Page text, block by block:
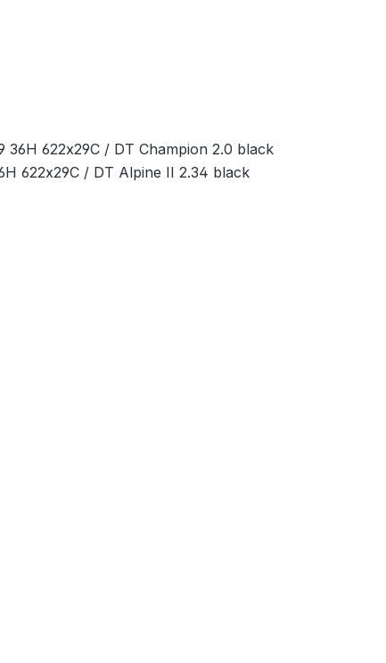
36H 622x29C / DT Champion 2.0 black
622x29C / DT Alpine II 2.34 black